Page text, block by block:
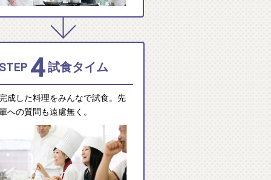
4 試食タイム
成した料理をみんなで試食。先
への質問も遠慮無く。